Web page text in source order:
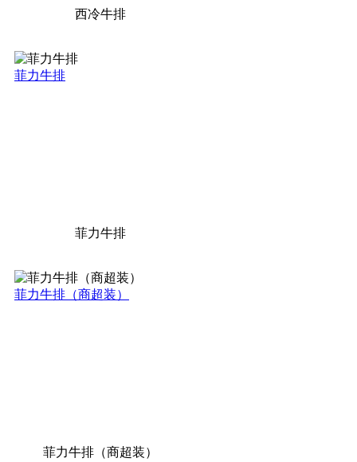
西冷牛排
菲力牛排
菲力牛排
菲力牛排（商超装）
菲力牛排（商超装）